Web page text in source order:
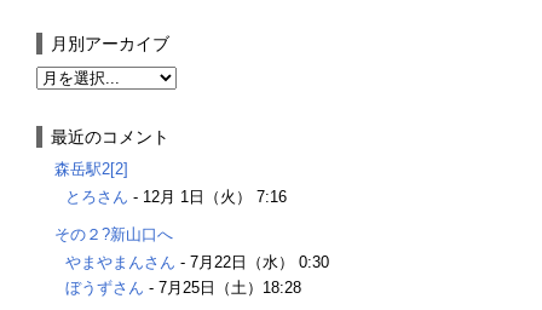
月別アーカイブ
最近のコメント
森岳駅2[2]
とろさん - 12月 1日（火） 7:16
その２?新山口へ
やまやまんさん - 7月22日（水） 0:30
ぼうずさん - 7月25日（土）18:28